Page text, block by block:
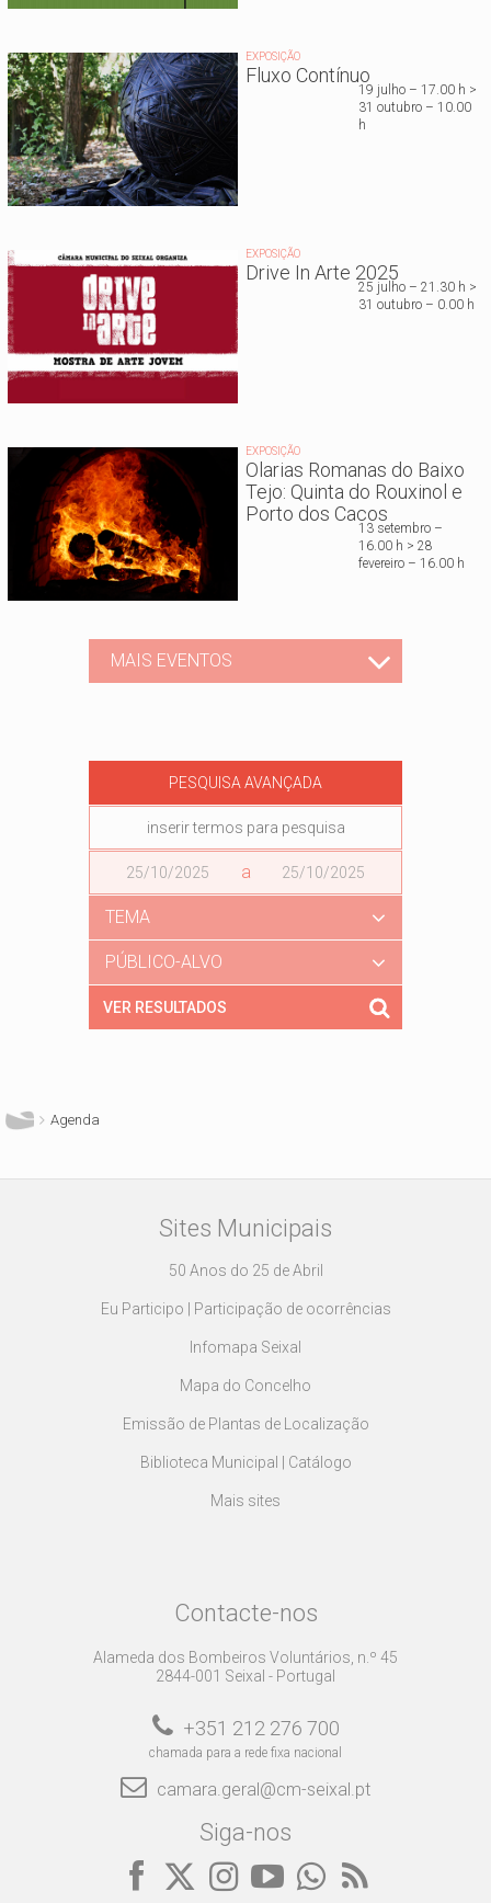
EXPOSIÇÃO
Fluxo Contínuo
19 julho – 17.00 h >
31 outubro – 10.00
h
EXPOSIÇÃO
Drive In Arte 2025
25 julho – 21.30 h >
31 outubro – 0.00 h
EXPOSIÇÃO
Olarias Romanas do Baixo
Tejo: Quinta do Rouxinol e
Porto dos Cacos
13 setembro –
16.00 h > 28
fevereiro – 16.00 h
MAIS EVENTOS
PESQUISA AVANÇADA
a
Data
TEMA
PÚBLICO-ALVO
Agenda
Sites Municipais
50 Anos do 25 de Abril
Eu Participo | Participação de ocorrências
Infomapa Seixal
Mapa do Concelho
Emissão de Plantas de Localização
Biblioteca Municipal | Catálogo
Mais sites
Contacte-nos
Alameda dos Bombeiros Voluntários, n.º 45
2844-001 Seixal - Portugal
+351 212 276 700
chamada para a rede fixa nacional
camara.geral@cm-seixal.pt
Siga-nos